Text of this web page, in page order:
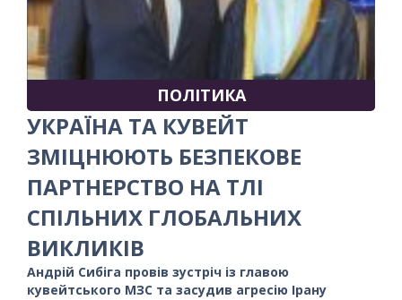
ПОЛІТИКА
УКРАЇНА ТА КУВЕЙТ
ЗМІЦНЮЮТЬ БЕЗПЕКОВЕ
ПАРТНЕРСТВО НА ТЛІ
СПІЛЬНИХ ГЛОБАЛЬНИХ
ВИКЛИКІВ
Андрій Сибіга провів зустріч із главою
кувейтського МЗС та засудив агресію Ірану